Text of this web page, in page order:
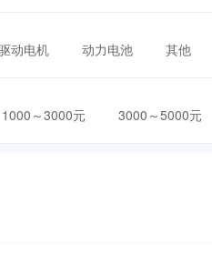
动电机 动力电池 其他
1000～3000元 3000～5000元